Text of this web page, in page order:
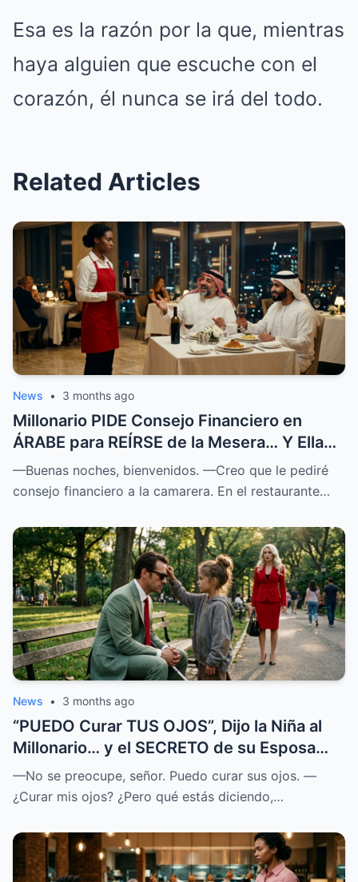
Esa es la razón por la que, mientras
haya alguien que escuche con el
corazón, él nunca se irá del todo.
Related Articles
News • 3 months ago
Millonario PIDE Consejo Financiero en
ÁRABE para REÍRSE de la Mesera… Y Ella
SOPRENDIÓ a Todos
—Buenas noches, bienvenidos. —Creo que le pediré
consejo financiero a la camarera. En el restaurante…
News • 3 months ago
“PUEDO Curar TUS OJOS”, Dijo la Niña al
Millonario… y el SECRETO de su Esposa
SALIÓ a la LUZ
—No se preocupe, señor. Puedo curar sus ojos. —
¿Curar mis ojos? ¿Pero qué estás diciendo,…